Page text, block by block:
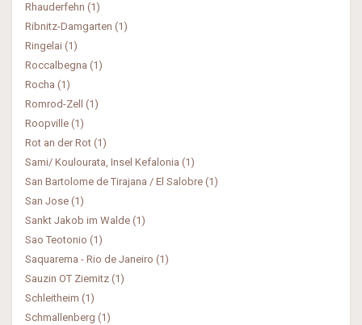
Rhauderfehn (1)
Ribnitz-Damgarten (1)
Ringelai (1)
Roccalbegna (1)
Rocha (1)
Romrod-Zell (1)
Roopville (1)
Rot an der Rot (1)
Sami/ Koulourata, Insel Kefalonia (1)
San Bartolome de Tirajana / El Salobre (1)
San Jose (1)
Sankt Jakob im Walde (1)
Sao Teotonio (1)
Saquarema - Rio de Janeiro (1)
Sauzin OT Ziemitz (1)
Schleitheim (1)
Schmallenberg (1)